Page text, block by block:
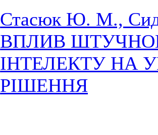
Стасюк Ю. М.,
ВПЛИВ
ІНТЕЛЕКТУ НА
РІШЕННЯ